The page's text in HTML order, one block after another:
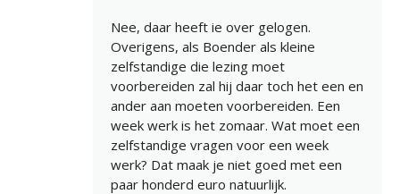
Nee, daar heeft ie over gelogen.
Overigens, als Boender als kleine
zelfstandige die lezing moet
voorbereiden zal hij daar toch het een en
ander aan moeten voorbereiden. Een
week werk is het zomaar. Wat moet een
zelfstandige vragen voor een week
werk? Dat maak je niet goed met een
paar honderd euro natuurlijk.